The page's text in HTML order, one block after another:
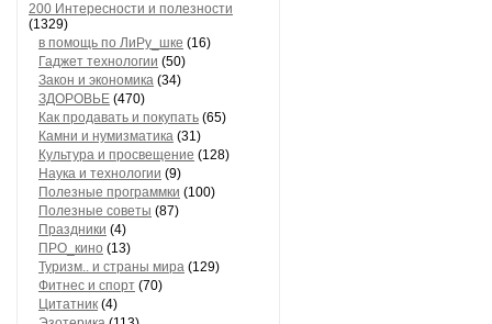
200 Интересности и полезности
(1329)
в помощь по ЛиРу_шке (16)
Гаджет технологии (50)
Закон и экономика (34)
ЗДОРОВЬЕ (470)
Как продавать и покупать (65)
Камни и нумизматика (31)
Культура и просвещение (128)
Наука и технологии (9)
Полезные программки (100)
Полезные советы (87)
Праздники (4)
ПРО_кино (13)
Туризм.. и страны мира (129)
Фитнес и спорт (70)
Цитатник (4)